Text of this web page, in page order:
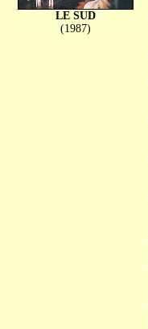
LE SUD
(1987)